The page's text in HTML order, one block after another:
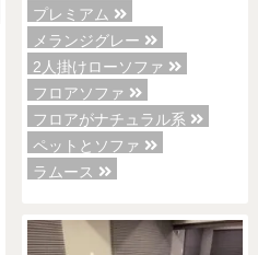
プレミアム
メランジグレー
2人掛けローソファ
フロアソファ
フロアがナチュラル系
ペットとソファ
ラムース